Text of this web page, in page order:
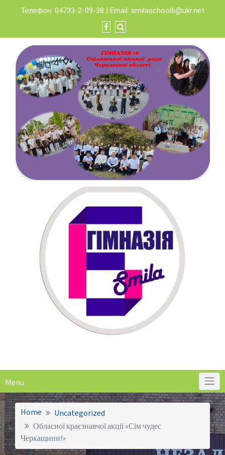
content
Телефон: 04733-2-09-38 | Email: smilaschool6@ukr.net
Menu
Home
Uncategorized
Обласної краєзнавчої акції «Сім чудес
Черкащини!»